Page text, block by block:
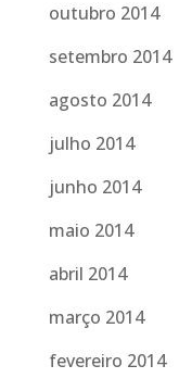
outubro 2014
setembro 2014
agosto 2014
julho 2014
junho 2014
maio 2014
abril 2014
março 2014
fevereiro 2014